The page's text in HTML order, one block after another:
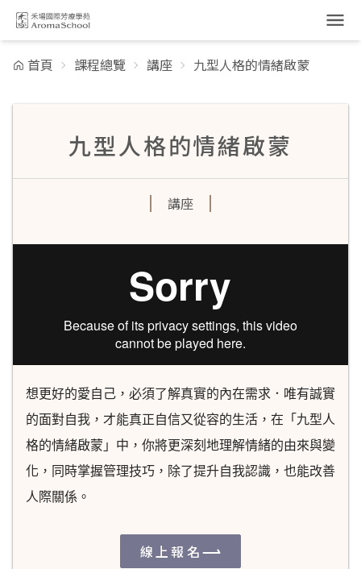
跳到主要內容
首頁 課程總覽 講座 九型人格的情緒啟蒙
九型人格的情緒啟蒙
講座
想更好的愛自己，必須了解真實的內在需求．唯有誠實
的面對自我，才能真正自信又從容的生活，在「九型人
格的情緒啟蒙」中，你將更深刻地理解情緒的由來與變
化，同時掌握管理技巧，除了提升自我認識，也能改善
人際關係。
線上報名